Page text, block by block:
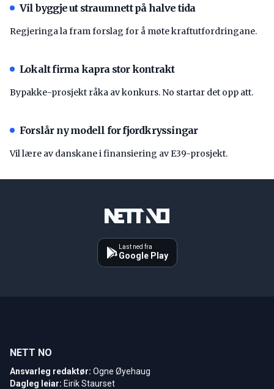
Vil byggje ut straumnett på halve tida
Regjeringa la fram forslag for å møte kraftutfordringane.
Lokalt firma kapra stor kontrakt
Bypakke-prosjekt råka av konkurs. No startar det opp att.
Forslår ny modell for fjordkryssingar
Vil lære av danskane i finansiering av E39-prosjekt.
Last ned fra
Google Play
NETT NO
Ansvarleg redaktør: Ogne Øyehaug
Dagleg leiar: Eirik Staurset